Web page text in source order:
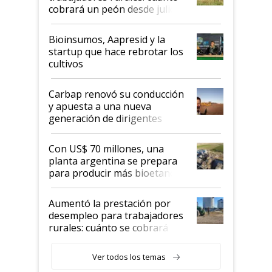
cobrará un peón desde julio
Bioinsumos, Aapresid y la
startup que hace rebrotar los
cultivos
Carbap renovó su conducción
y apuesta a una nueva
generación de dirigentes
rurales
Con US$ 70 millones, una
planta argentina se prepara
para producir más bioetanol
que nunca
Aumentó la prestación por
desempleo para trabajadores
rurales: cuánto se cobrará
Ver todos los temas